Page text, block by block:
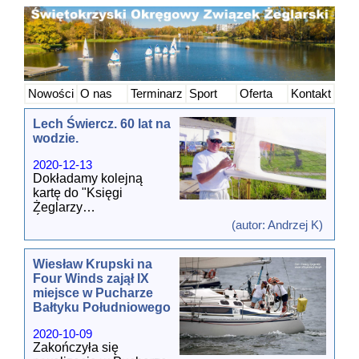
Nowości O nas Terminarz Sport Oferta Kontakt
Lech Świercz. 60 lat na
wodzie.
2020-12-13
Dokładamy kolejną
kartę do "Księgi
Żeglarzy
Sołtysie, osoba ze
środowiska "Mewy",
środowiska Zalewu
Kieleckiego - Lech
Świercz.
żeglarskiego nie ma
nikt. Zawsze nad wodą,
(autor: Andrzej K)
Wiesław Krupski na
Four Winds zajął IX
miejsce w Pucharze
Bałtyku Południowego
2020-10-09
Zakończyła się